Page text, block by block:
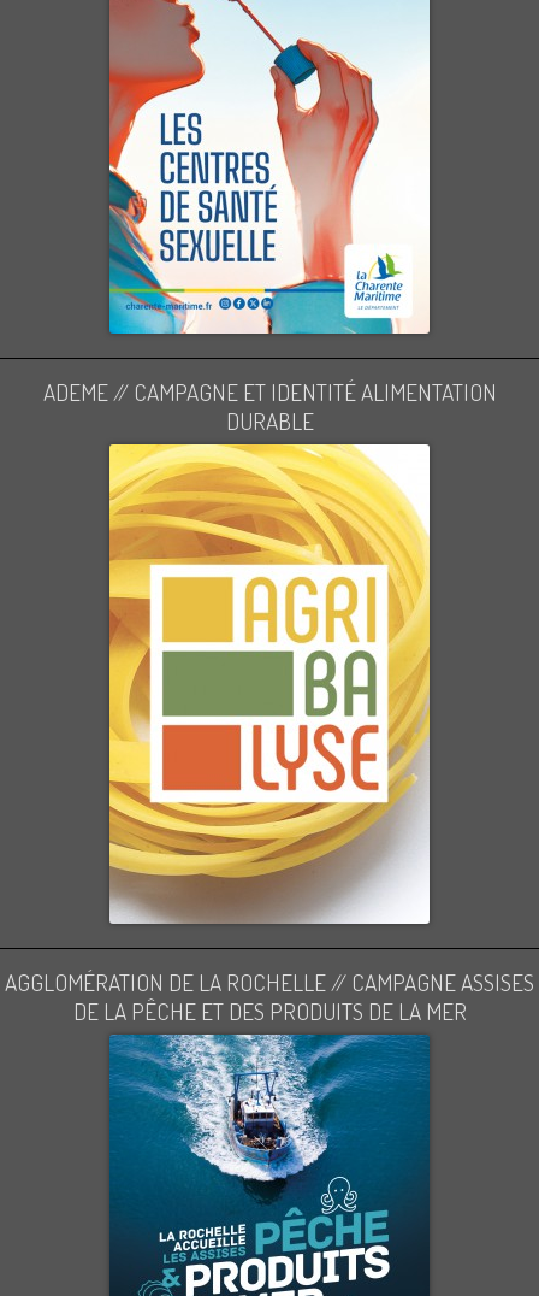
ADEME // CAMPAGNE ET IDENTITÉ ALIMENTATION
DURABLE
AGGLOMÉRATION DE LA ROCHELLE // CAMPAGNE ASSISES
DE LA PÊCHE ET DES PRODUITS DE LA MER